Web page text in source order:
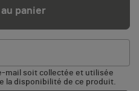
panier
mail soit collectée et utilisée
la disponibilité de ce produit.